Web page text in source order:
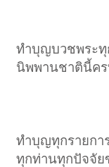
ทำบุญบวชพระทุ
นิพพานชาตินี้ค
ทำบุญทุกรายก
ทุกท่านทุกปัจจัย